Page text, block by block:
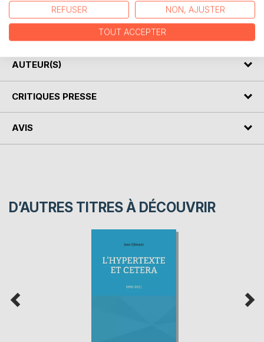
sur cette guerre un regard désabusé. Derrière le talent et
l'humour du conteur, pointent souvent la tristesse,
l'amertume et parfois la colère.
AUTEUR(S)
CRITIQUES PRESSE
AVIS
D’AUTRES TITRES À DÉCOUVRIR
REFUSER NON, AJUSTER
TOUT ACCEPTER